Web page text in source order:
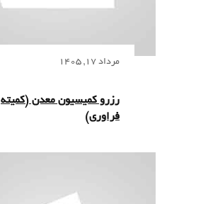
مرداد 17, 1405
رزرو کمیسیون معدن (کمیته
فراوری)